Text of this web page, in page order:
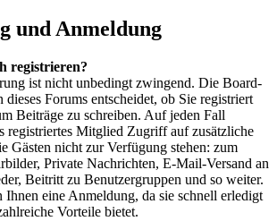
und Anmeldung
registrieren?
ist nicht unbedingt zwingend. Die Board-
Forums entscheidet, ob Sie registriert
Beiträge zu schreiben. Auf jeden Fall
registriertes Mitglied Zugriff auf zusätzliche
Gästen nicht zur Verfügung stehen: zum
Private Nachrichten, E-Mail-Versand an
Beitritt zu Benutzergruppen und so weiter.
Ihnen eine Anmeldung, da sie schnell erledigt
Vorteile bietet.